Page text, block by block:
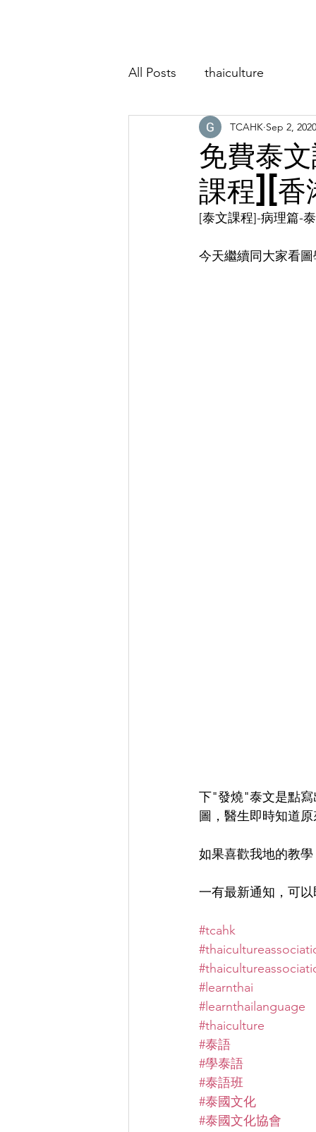
All Posts thaiculture
免費泰
課程][香
TCAHK Sep 2, 2020
[泰文課程]-病理篇-
今天繼續同大家看
下"發燒"泰文是點寫
圖，醫生即時知道
如果喜歡我地的教
一有最新通知，可以
#tcahk
#learnthai
#learnthailanguage
#thaiculture
#泰語
#學泰語
#泰語班
#泰國文化
#泰國文化協會